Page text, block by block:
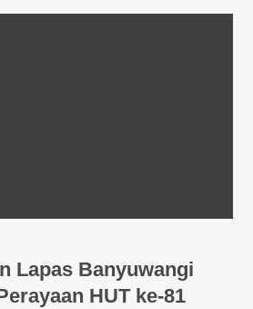
Lapas Banyuwangi
HUT ke-81